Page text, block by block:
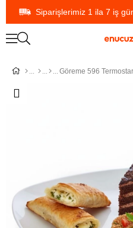
Siparişlerimiz 1 ila 7 iş